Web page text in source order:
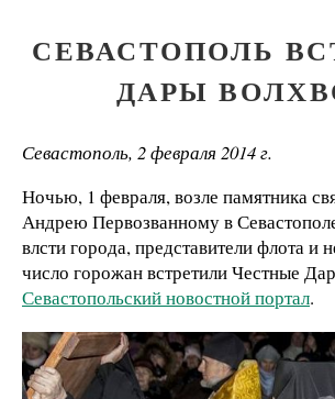
СЕВАСТОПОЛЬ
ДАРЫ
Севастополь, 2 февраля 2014 г.
Ночью, 1 февраля, возле памятника
Андрею Первозванному в
влсти города, представители флота и
число горожан встретили Честные
Севастопольский новостной портал.